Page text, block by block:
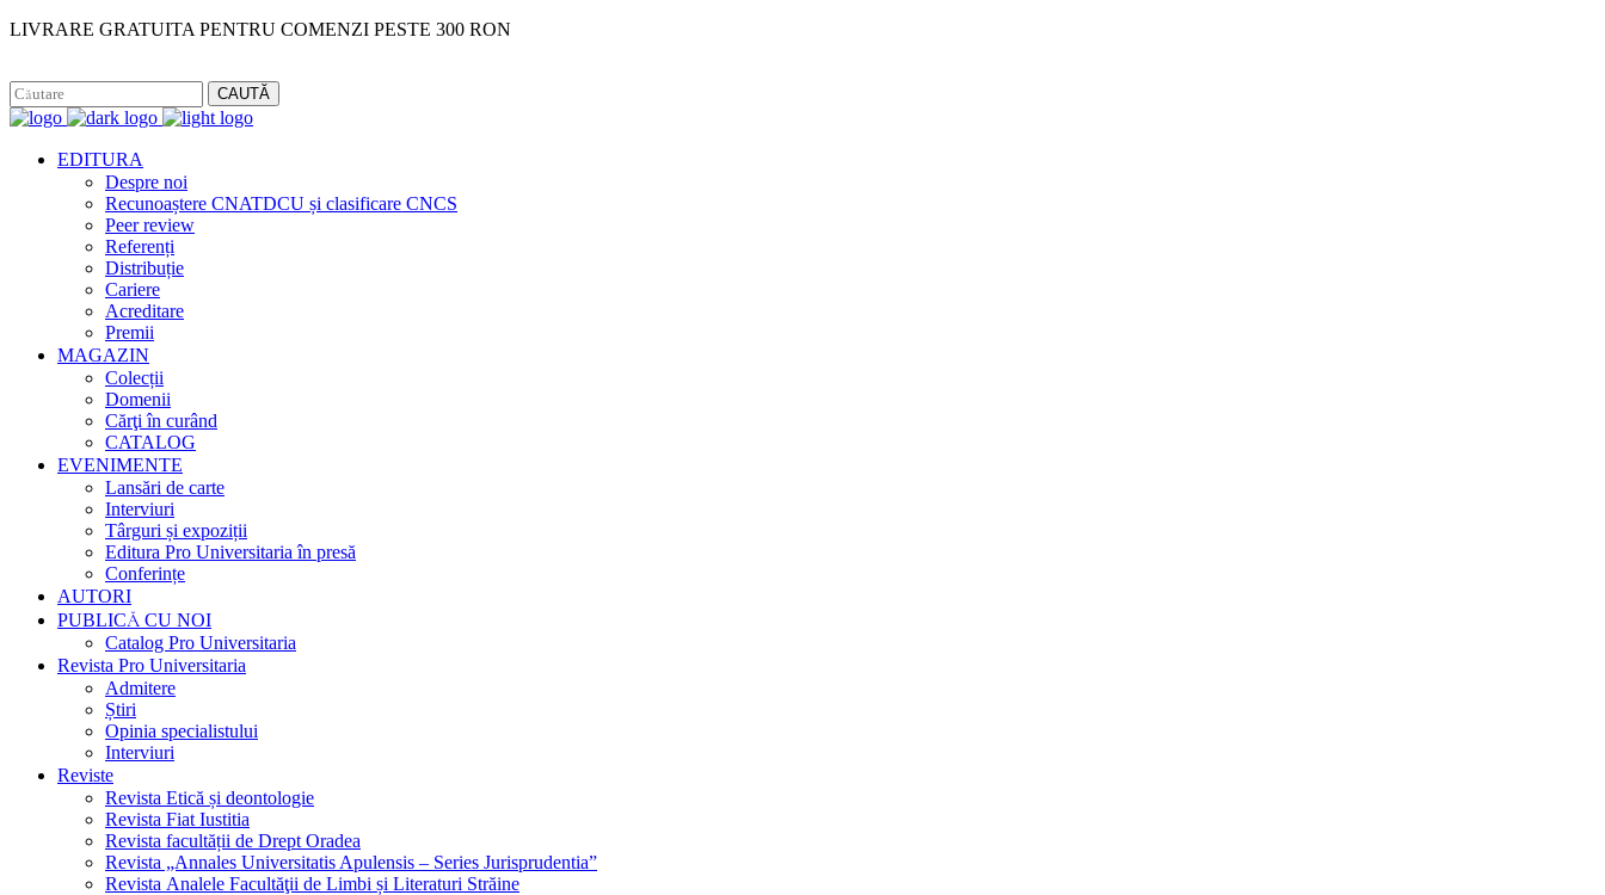
LIVRARE GRATUITA PENTRU COMENZI PESTE 300 RON
CAUTĂ
EDITURA
Despre noi
Recunoaștere CNATDCU și clasificare CNCS
Peer review
Referenți
Distribuție
Cariere
Acreditare
Premii
MAGAZIN
Colecții
Domenii
Cărţi în curând
CATALOG
EVENIMENTE
Lansări de carte
Interviuri
Târguri și expoziții
Editura Pro Universitaria în presă
Conferințe
AUTORI
PUBLICĂ CU NOI
Catalog Pro Universitaria
Revista Pro Universitaria
Admitere
Știri
Opinia specialistului
Interviuri
Reviste
Revista Etică și deontologie
Revista Fiat Iustitia
Revista facultății de Drept Oradea
Revista „Annales Universitatis Apulensis – Series Jurisprudentia”
Revista Analele Facultăţii de Limbi și Literaturi Străine